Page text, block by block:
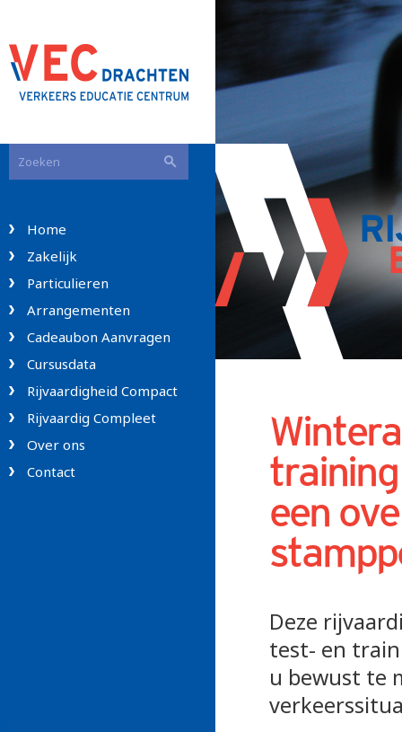
Home
Zakelijk
Particulieren
Arrangementen
Cadeaubon Aanvragen
Cursusdata
Rijvaardigheid Compact
Rijvaardig Compleet
Over ons
Contact
een
Deze
test- en
u bewust te